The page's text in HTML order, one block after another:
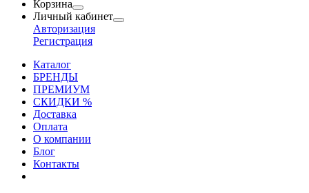
Корзина
Личный кабинет
Авторизация
Регистрация
Каталог
БРЕНДЫ
ПРЕМИУМ
СКИДКИ %
Доставка
Оплата
О компании
Блог
Контакты